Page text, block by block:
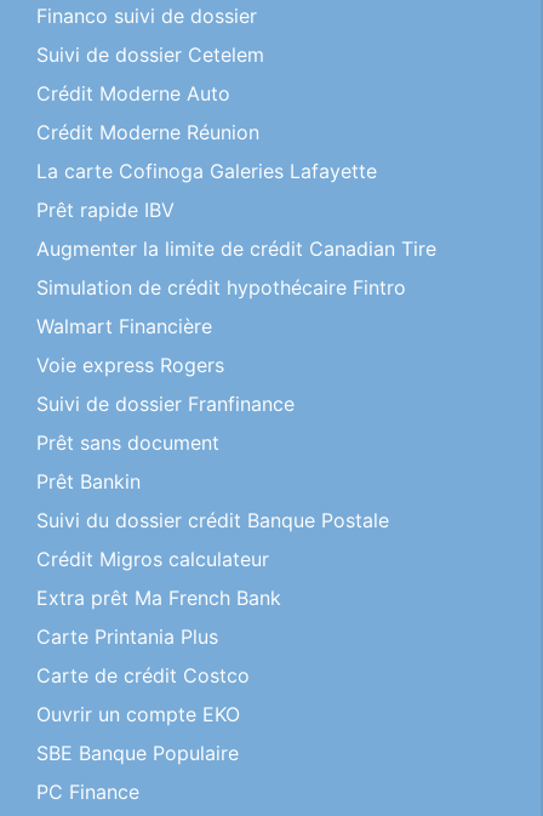
Financo suivi de dossier
Suivi de dossier Cetelem
Crédit Moderne Auto
Crédit Moderne Réunion
La carte Cofinoga Galeries Lafayette
Prêt rapide IBV
Augmenter la limite de crédit Canadian Tire
Simulation de crédit hypothécaire Fintro
Walmart Financière
Voie express Rogers
Suivi de dossier Franfinance
Prêt sans document
Prêt Bankin
Suivi du dossier crédit Banque Postale
Crédit Migros calculateur
Extra prêt Ma French Bank
Carte Printania Plus
Carte de crédit Costco
Ouvrir un compte EKO
SBE Banque Populaire
PC Finance